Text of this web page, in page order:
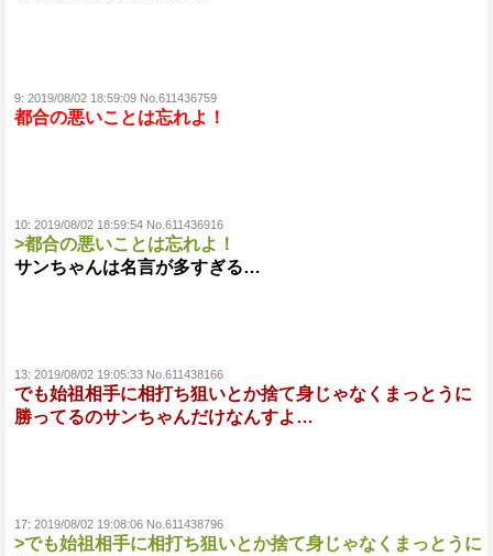
9: 2019/08/02 18:59:09 No.611436759
都合の悪いことは忘れよ！
10: 2019/08/02 18:59:54 No.611436916
>都合の悪いことは忘れよ！
サンちゃんは名言が多すぎる…
13: 2019/08/02 19:05:33 No.611438166
でも始祖相手に相打ち狙いとか捨て身じゃなくまっとうに
勝ってるのサンちゃんだけなんすよ…
17: 2019/08/02 19:08:06 No.611438796
>でも始祖相手に相打ち狙いとか捨て身じゃなくまっとうに